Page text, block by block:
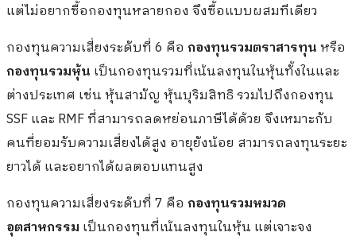
แต่ไม่อยากซื้อกองทุนหลายกอง จึงซื้อแบบผสมทีเดียว
กองทุนความเสี่ยงระดับที่ 6 คือ กองทุนรวมตราสารทุนหรือ
กองทุนรวมหุ้น เป็นกองทุนรวมที่เน้นลงทุนในหุ้นทั้งในและ
ต่างประเทศ เช่น หุ้นสามัญ หุ้นบุริมสิทธิ รวมไปถึงกองทุน
SSF และ RMF ที่สามารถลดหย่อนภาษีได้ด้วย จึงเหมาะกับ
คนที่ยอมรับความเสี่ยงได้สูง อายุยังน้อย สามารถลงทุนระยะ
ยาวได้ และอยากได้ผลตอบแทนสูง
กองทุนความเสี่ยงระดับที่ 7 คือ กองทุนรวมหมวด
อุตสาหกรรม เป็นกองทุนที่เน้นลงทุนในหุ้น แต่เจาะจง